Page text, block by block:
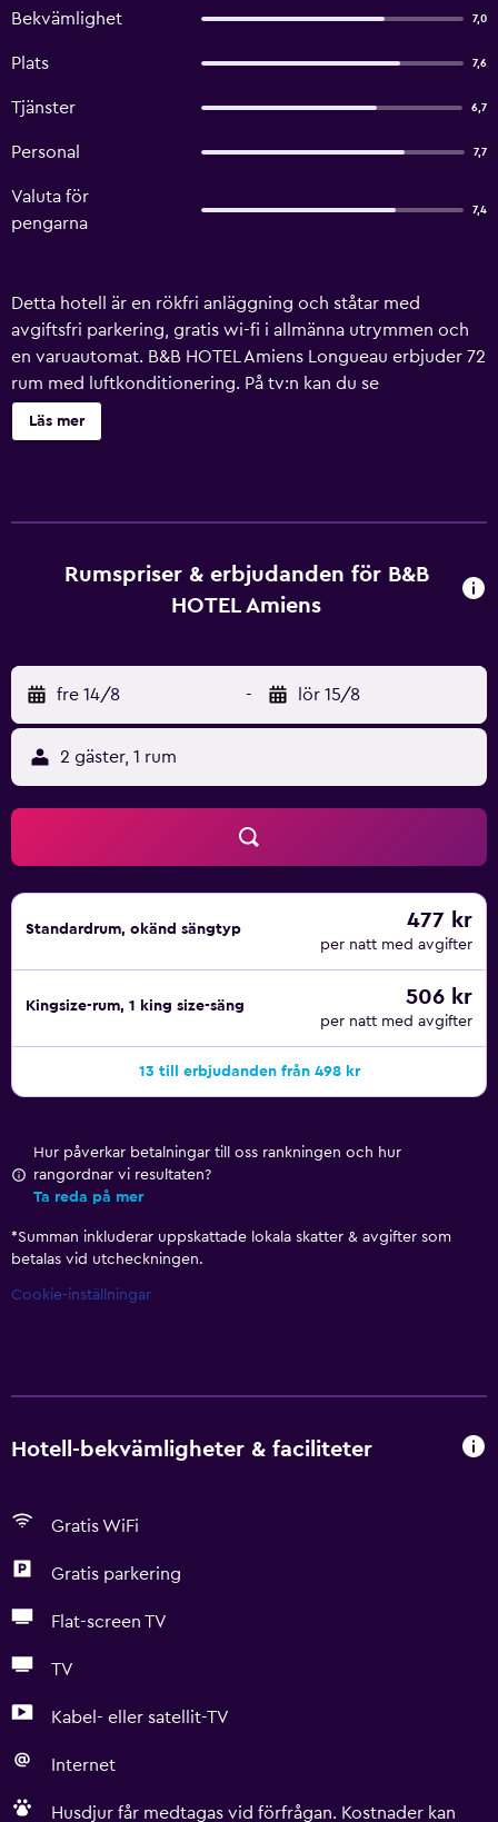
Bekvämlighet 7,0
Plats 7,6
Tjänster 6,7
Personal 7,7
Valuta för
pengarna
7,4
Detta hotell är en rökfri anläggning och ståtar med
avgiftsfri parkering, gratis wi-fi i allmänna utrymmen och
en varuautomat. B&B HOTEL Amiens Longueau erbjuder 72
rum med luftkonditionering. På tv:n kan du se
satellitkanaler. Badrummen har dusch. Detta hotell i
Longueau erbjuder sina gäster gratis wi-fi. Städning sker
Läs mer
Rumspriser & erbjudanden för B&B
HOTEL Amiens
fre 14/8 - lör 15/8
2 gäster, 1 rum
Standardrum, okänd sängtyp 477 kr
per natt med avgifter
Kingsize-rum, 1 king size-säng 506 kr
per natt med avgifter
13 till erbjudanden från 498 kr
Hur påverkar betalningar till oss rankningen och hur
rangordnar vi resultaten?
Ta reda på mer
*Summan inkluderar uppskattade lokala skatter & avgifter som
betalas vid utcheckningen.
Cookie-inställningar
Hotell-bekvämligheter & faciliteter
Gratis WiFi
Gratis parkering
Flat-screen TV
TV
Kabel- eller satellit-TV
Internet
Husdjur får medtagas vid förfrågan. Kostnader kan